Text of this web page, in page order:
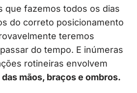
que fazemos todos os dias
do correto posicionamento
teremos
do tempo. E inúmeras
rotineiras envolvem
mãos, braços e ombros.